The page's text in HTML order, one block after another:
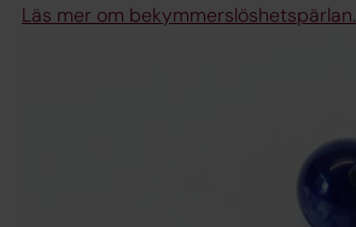
Läs mer om bekymmerslöshetspärlan.